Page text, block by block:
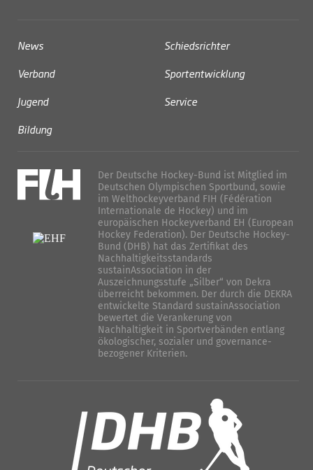
News
Verband
Jugend
Bildung
Schiedsrichter
Sportentwicklung
Service
Der Deutsche Hockey-Bund ist Mitglied im
Deutschen Olympischen Sportbund, sowie
im Welthockeyverband FIH (Fédération
Internationale de Hockey) und im
europäischen Hockeyverband EH (European
Hockey Federation). Der Deutsche Hockey-
Bund (DHB) hat das Zertifikat des
Nachhaltigkeitsstandards
sustainAssociation in der
Auszeichnungsstufe „Silber“ von Dekra
überreicht bekommen. Der durch die DEKRA
entwickelte Standard sustainAssociation
bewertet die Verankerung von
Nachhaltigkeit in Sportverbänden entlang
ökologischer, sozialer und governance-
bezogener Kriterien.